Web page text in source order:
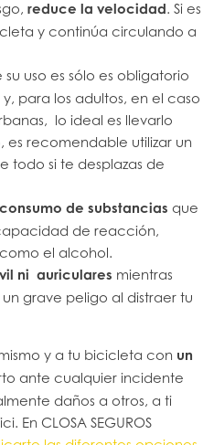
reduce la velocidad. Si es
y continúa circulando a
su uso es sólo es obligatorio
para los adultos, en el caso
lo ideal es llevarlo
es recomendable utilizar un
todo si te desplazas de
de substancias que
de reacción,
el alcohol.
ni auriculares mientras
grave peligo al distraer tu
y a tu bicicleta con un
ante cualquier incidente
daños a otros, a ti
En CLOSA SEGUROS